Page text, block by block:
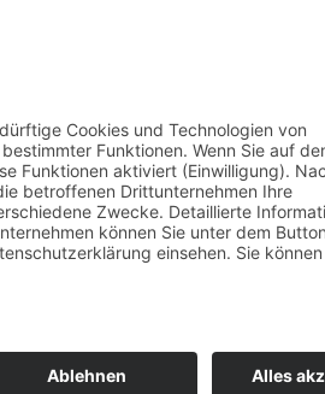
in